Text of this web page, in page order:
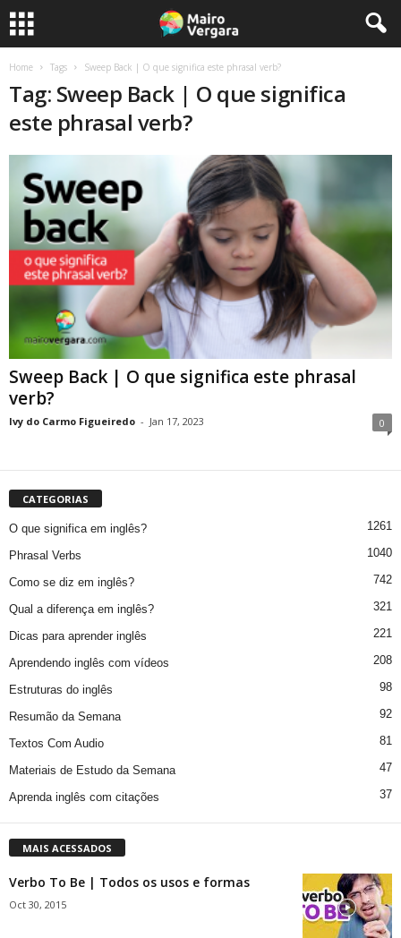
Home Tags Sweep Back | O que significa este phrasal verb?
Tag: Sweep Back | O que significa
este phrasal verb?
Sweep Back | O que significa este phrasal
verb?
Ivy do Carmo Figueiredo - Jan 17, 2023 0
CATEGORIAS
O que significa em inglês? 1261
Phrasal Verbs 1040
Como se diz em inglês? 742
Qual a diferença em inglês? 321
Dicas para aprender inglês 221
Aprendendo inglês com vídeos 208
Estruturas do inglês 98
Resumão da Semana 92
Textos Com Audio 81
Materiais de Estudo da Semana 47
Aprenda inglês com citações 37
MAIS ACESSADOS
Verbo To Be | Todos os usos e formas
Oct 30, 2015